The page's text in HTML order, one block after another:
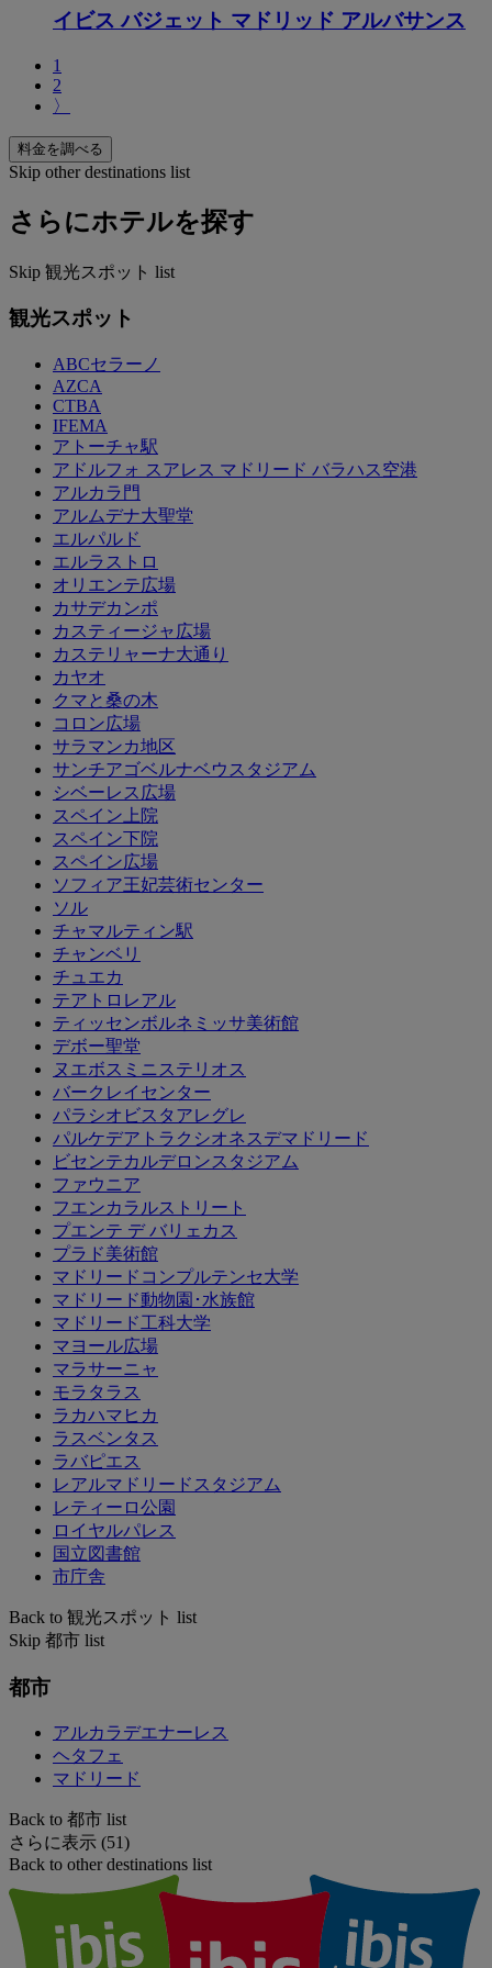
イビス バジェット マドリッド アルバサンス
1
2
〉
料金を調べる
Skip other destinations list
さらにホテルを探す
Skip 観光スポット list
観光スポット
ABCセラーノ
AZCA
CTBA
IFEMA
アトーチャ駅
アドルフォ スアレス マドリード バラハス空港
アルカラ門
アルムデナ大聖堂
エルパルド
エルラストロ
オリエンテ広場
カサデカンポ
カスティージャ広場
カステリャーナ大通り
カヤオ
クマと桑の木
コロン広場
サラマンカ地区
サンチアゴベルナベウスタジアム
シベーレス広場
スペイン上院
スペイン下院
スペイン広場
ソフィア王妃芸術センター
ソル
チャマルティン駅
チャンベリ
チュエカ
テアトロレアル
ティッセンボルネミッサ美術館
デボー聖堂
ヌエボスミニステリオス
バークレイセンター
パラシオビスタアレグレ
パルケデアトラクシオネスデマドリード
ビセンテカルデロンスタジアム
ファウニア
フエンカラルストリート
プエンテ デ バリェカス
プラド美術館
マドリードコンプルテンセ大学
マドリード動物園･水族館
マドリード工科大学
マヨール広場
マラサーニャ
モラタラス
ラカハマヒカ
ラスベンタス
ラバピエス
レアルマドリードスタジアム
レティーロ公園
ロイヤルパレス
国立図書館
市庁舎
Back to 観光スポット list
Skip 都市 list
都市
アルカラデエナーレス
ヘタフェ
マドリード
Back to 都市 list
さらに表示 (51)
Back to other destinations list